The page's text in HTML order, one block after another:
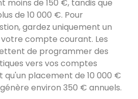
moins de 150 €, tandis que
de 10 000 €. Pour
gardez uniquement un
compte courant. Les
de programmer des
vers vos comptes
qu'un placement de 10 000 €
environ 350 € annuels.